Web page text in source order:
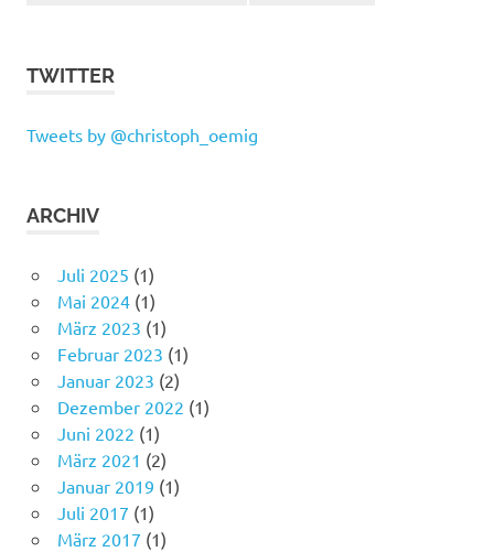
TWITTER
Tweets by @christoph_oemig
ARCHIV
Juli 2025 (1)
Mai 2024(1)
März 2023 (1)
Februar 2023 (1)
Januar 2023 (2)
Dezember 2022 (1)
Juni 2022 (1)
März 2021 (2)
Januar 2019 (1)
Juli 2017 (1)
März 2017 (1)